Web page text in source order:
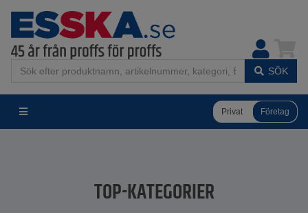
SÖK
Privat Företag
TOP-KATEGORIER